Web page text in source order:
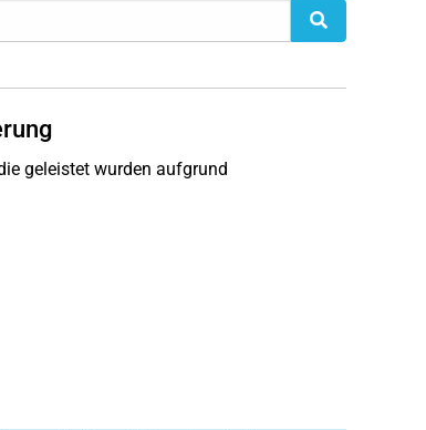
geleistet wurden aufgrund